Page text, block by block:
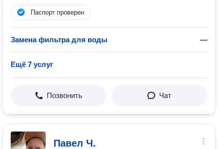
Паспорт проверен
Замена фильтра для воды —
Ещё 7 услуг
Позвонить Чат
Павел Ч.